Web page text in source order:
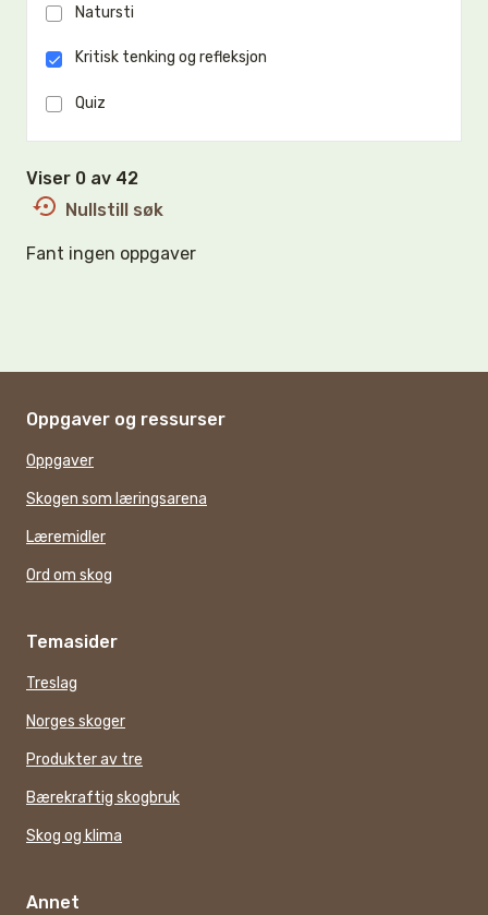
Natursti
Kritisk tenking og refleksjon
Quiz
Viser 0 av 42
Nullstill søk
Fant ingen oppgaver
Oppgaver og ressurser
Oppgaver
Skogen som læringsarena
Læremidler
Ord om skog
Temasider
Treslag
Norges skoger
Produkter av tre
Bærekraftig skogbruk
Skog og klima
Annet